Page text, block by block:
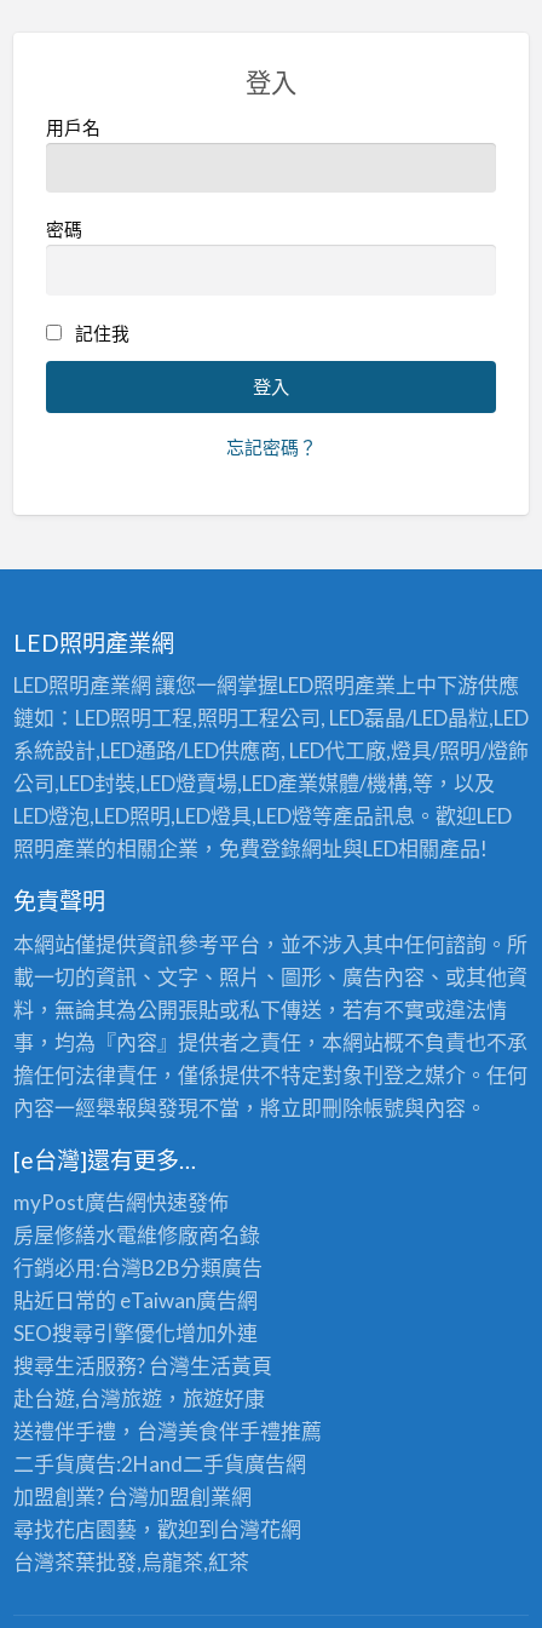
登入
用戶名
密碼
記住我
忘記密碼？
LED照明產業網
LED照明產業網 讓您一網掌握LED照明產業上中下游供應
鏈如：LED照明工程,照明工程公司, LED磊晶/LED晶粒,LED
系統設計,LED通路/LED供應商, LED代工廠,燈具/照明/燈飾
公司,LED封裝,LED燈賣場,LED產業媒體/機構,等，以及
LED燈泡,LED照明,LED燈具,LED燈等產品訊息。歡迎LED
照明產業的相關企業，免費登錄網址與LED相關產品!
免責聲明
本網站僅提供資訊參考平台，並不涉入其中任何諮詢。所
載一切的資訊、文字、照片、圖形、廣告內容、或其他資
料，無論其為公開張貼或私下傳送，若有不實或違法情
事，均為『內容』提供者之責任，本網站概不負責也不承
擔任何法律責任，僅係提供不特定對象刊登之媒介。任何
內容一經舉報與發現不當，將立即刪除帳號與內容。
[e台灣]還有更多…
myPost廣告網快速發佈
房屋修繕水電維修廠商名錄
行銷必用:台灣B2B分類廣告
貼近日常的 eTaiwan廣告網
SEO搜尋引擎優化增加外連
搜尋生活服務? 台灣生活黃頁
赴台遊,台灣旅遊，旅遊好康
送禮伴手禮，台灣美食伴手禮推薦
二手貨廣告:2Hand二手貨廣告網
加盟創業? 台灣加盟創業網
尋找花店園藝，歡迎到 台灣花網
台灣茶葉批發,烏龍茶,紅茶